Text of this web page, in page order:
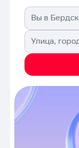
Вы в
Улица,